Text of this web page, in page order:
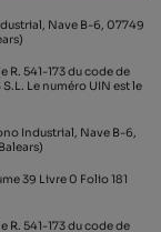
Nave B-6, 07749
541-173 du code de
Le numéro UIN est le
Industrial, Nave B-6,
39 Livre 0 Folio 181
541-173 du code de